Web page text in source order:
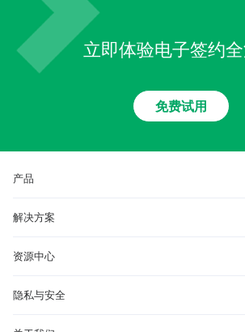
立即体验电子签约
免费试用
产品
解决方案
资源中心
隐私与安全